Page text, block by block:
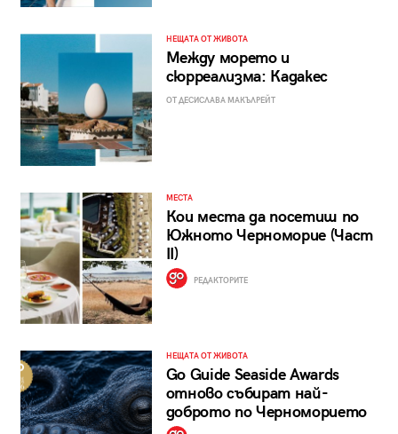
НЕЩАТА ОТ ЖИВОТА
Между морето и
сюрреализма: Кадакес
ОТ ДЕСИСЛАВА МАКЪЛРЕЙТ
МЕСТА
Кои места да посетиш по
Южното Черноморие (Част
II)
РЕДАКТОРИТЕ
НЕЩАТА ОТ ЖИВОТА
Go Guide Seaside Awards
отново събират най-
доброто по Черноморието